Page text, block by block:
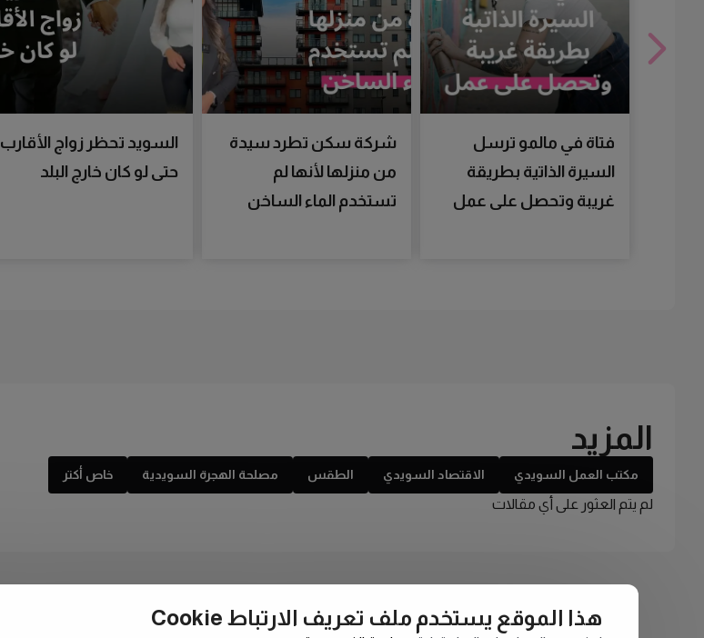
فتاة في مالمو ترسل
السيرة الذاتية بطريقة
غريبة وتحصل على عمل
شركة سكن تطرد سيدة
من منزلها لأنها لم
تستخدم الماء الساخن
السويد تحظر زواج الأقارب
حتى لو كان خارج البلد
المزيد
مكتب العمل السويدي الاقتصاد السويدي الطقس مصلحة الهجرة السويدية خاص أكتر
لم يتم العثور على أي مقالات
هذا الموقع يستخدم ملف تعريف الارتباط Cookie